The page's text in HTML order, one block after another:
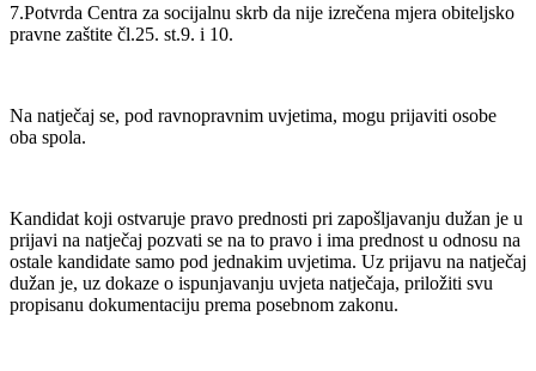
7.Potvrda Centra za socijalnu skrb da nije izrečena mjera obiteljsko
pravne zaštite čl.25. st.9. i 10.
Na natječaj se, pod ravnopravnim uvjetima, mogu prijaviti osobe
oba spola.
Kandidat koji ostvaruje pravo prednosti pri zapošljavanju dužan je u
prijavi na natječaj pozvati se na to pravo i ima prednost u odnosu na
ostale kandidate samo pod jednakim uvjetima. Uz prijavu na natječaj
dužan je, uz dokaze o ispunjavanju uvjeta natječaja, priložiti svu
propisanu dokumentaciju prema posebnom zakonu.